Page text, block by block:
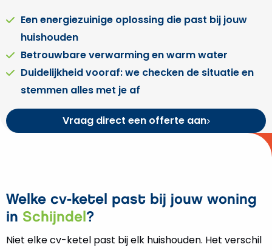
Een energiezuinige oplossing die past bij jouw
huishouden
Betrouwbare verwarming en warm water
Duidelijkheid vooraf: we checken de situatie en
stemmen alles met je af
Vraag direct een offerte aan
Welke cv-ketel past bij jouw woning
in Schijndel ?
Niet elke cv-ketel past bij elk huishouden. Het verschil